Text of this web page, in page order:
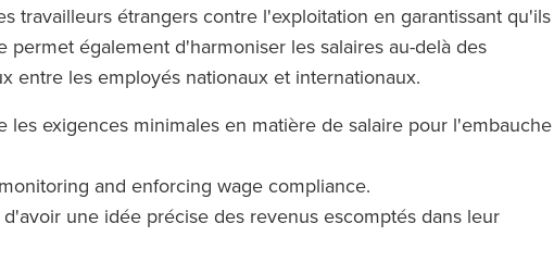
travailleurs étrangers contre l'exploitation en garantissant qu'ils
également d'harmoniser les salaires au-delà des
entre les employés nationaux et internationaux.
les exigences minimales en matière de salaire pour l'embauche
and enforcing wage compliance.
une idée précise des revenus escomptés dans leur